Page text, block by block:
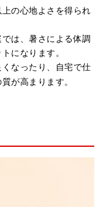
の心地よさを得られ
は、暑さによる体調
になります。
なったり、自宅で仕
が高まります。